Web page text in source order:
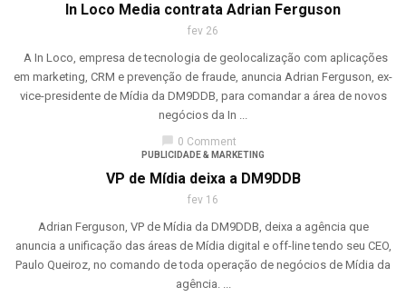
In Loco Media contrata Adrian Ferguson
fev 26
A In Loco, empresa de tecnologia de geolocalização com aplicações
em marketing, CRM e prevenção de fraude, anuncia Adrian Ferguson, ex-
vice-presidente de Mídia da DM9DDB, para comandar a área de novos
negócios da In ...
chat_bubble 0 Comment
PUBLICIDADE & MARKETING
VP de Mídia deixa a DM9DDB
fev 16
Adrian Ferguson, VP de Mídia da DM9DDB, deixa a agência que
anuncia a unificação das áreas de Mídia digital e off-line tendo seu CEO,
Paulo Queiroz, no comando de toda operação de negócios de Mídia da
agência. ...